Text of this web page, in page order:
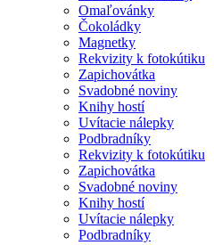
Omaľovánky
Čokoládky
Magnetky
Rekvizity k fotokútiku
Zapichovátka
Svadobné noviny
Knihy hostí
Uvítacie nálepky
Podbradníky
Rekvizity k fotokútiku
Zapichovátka
Svadobné noviny
Knihy hostí
Uvítacie nálepky
Podbradníky